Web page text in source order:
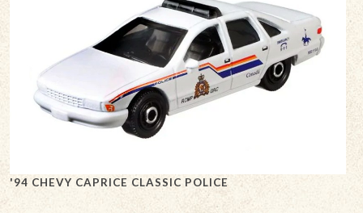
'94 CHEVY CAPRICE CLASSIC POLICE